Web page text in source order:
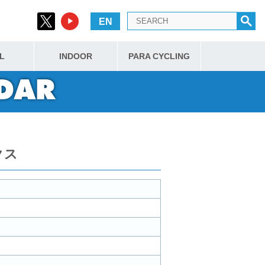
EN
INDOOR PARA CYCLING